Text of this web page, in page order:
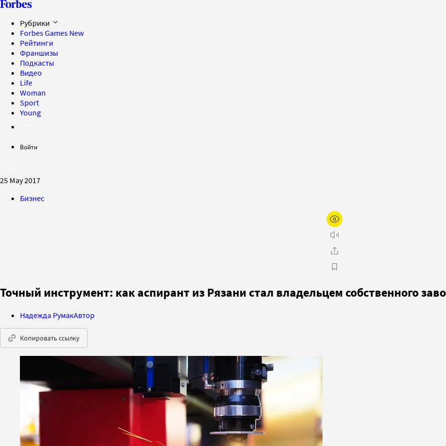
Рубрики
Forbes Games New
Рейтинги
Франшизы
Подкасты
Видео
Life
Woman
Sport
Young
Войти
25 May 2017
Бизнес
Точный инструмент: как аспирант из Рязани стал владельцем собственного
Надежда РумакАвтор
Копировать ссылку